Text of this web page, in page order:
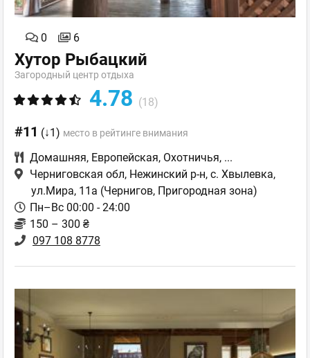
0 6
Хутор Рыбацкий
Загородный центр отдыха
4.78 (18)
#11 (↓1) место в рейтинге внимания
Домашняя, Европейская, Охотничья, ...
Черниговская обл, Нежинский р-н, с. Хвылевка,
ул.Мира, 11а (Чернигов, Пригородная зона)
Пн–Вс 00:00 - 24:00
150 – 300 ₴
097 108 8778